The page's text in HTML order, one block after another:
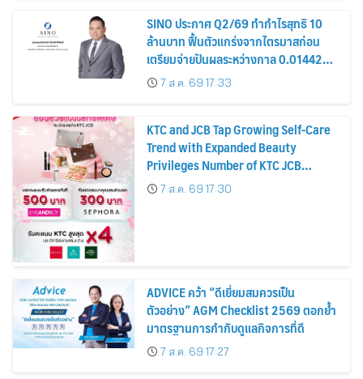
SINO ประกาศ Q2/69 ทำกำไรสุทธิ 10
ล้านบาท ฟื้นตัวแกร่งจากไตรมาสก่อน
เตรียมจ่ายปันผลระหว่างกาล 0.014423
บาทต่อหุ้น ครึ่งปีหลังมุ่งเติบโตต่อเนื่อง
7 ส.ค. 69 17:33
KTC and JCB Tap Growing Self-Care
Trend with Expanded Beauty
Privileges Number of KTC JCB
Cardmembers Spending on
Cosmetics Rises 26%
7 ส.ค. 69 17:30
ADVICE คว้า “ดีเยี่ยมสมควรเป็น
ตัวอย่าง” AGM Checklist 2569 ตอกย้ำ
มาตรฐานการกำกับดูแลกิจการที่ดี
7 ส.ค. 69 17:27